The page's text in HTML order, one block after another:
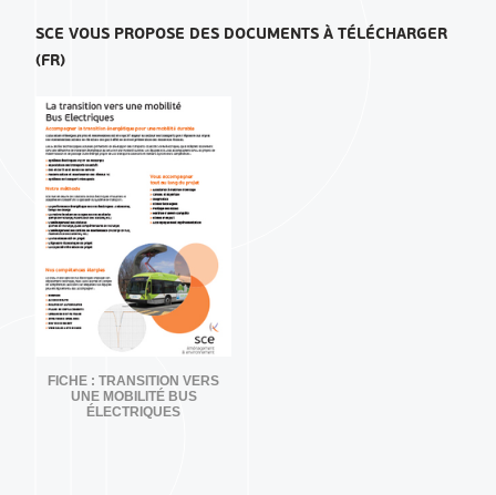
SCE VOUS PROPOSE DES DOCUMENTS À TÉLÉCHARGER
(FR)
FICHE : TRANSITION VERS
UNE MOBILITÉ BUS
ÉLECTRIQUES